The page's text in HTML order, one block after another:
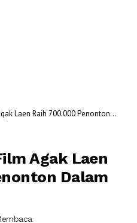
Laen Raih 700.000 Penonton
Agak Laen
Dalam